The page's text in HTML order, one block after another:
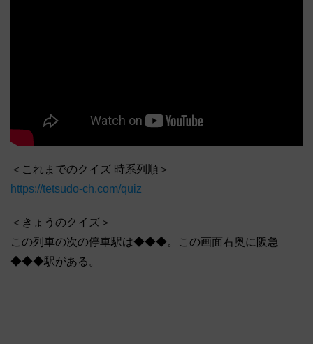
＜これまでのクイズ 時系列順＞
https://tetsudo-ch.com/quiz
＜きょうのクイズ＞
この列車の次の停車駅は◆◆◆。この画面右奥に阪急
◆◆◆駅がある。